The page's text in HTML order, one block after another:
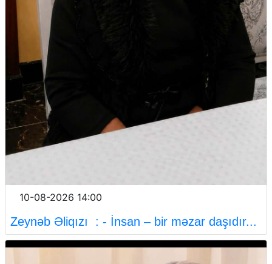
10-08-2026 14:00
Zeynəb Əliqızı : - İnsan – bir məzar daşıdır...